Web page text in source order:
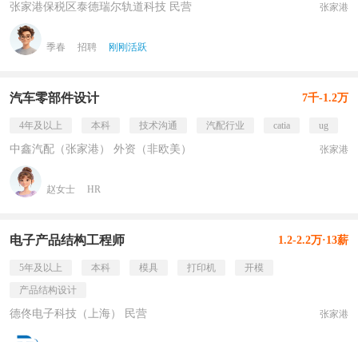
张家港保税区泰德瑞尔轨道科技 民营 张家港
季春 招聘 刚刚活跃
汽车零部件设计 7千-1.2万
4年及以上 本科 技术沟通 汽配行业 catia ug
中鑫汽配（张家港） 外资（非欧美） 张家港
赵女士 HR
电子产品结构工程师 1.2-2.2万·13薪
5年及以上 本科 模具 打印机
开模
产品结构设计
德佟电子科技（上海） 民营 张家港